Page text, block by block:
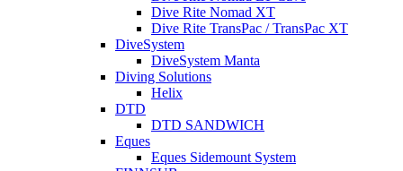
Dive Rite Nomad XT
Dive Rite TransPac / TransPac XT
DiveSystem
DiveSystem Manta
Diving Solutions
Helix
DTD
DTD SANDWICH
Eques
Eques Sidemount System